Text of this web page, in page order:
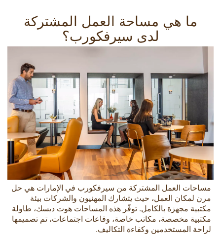
ما هي مساحة العمل المشتركة
لدى سيرفكورب؟
مساحات العمل المشتركة من سيرفكورب في الإمارات هي حل
مرن لمكان العمل، حيث يتشارك المهنيون والشركات بيئة
مكتبية مجهزة بالكامل. توفّر هذه المساحات هوت ديسك، طاولة
مكتبية مخصصة، مكاتب خاصة، وقاعات اجتماعات، تم تصميمها
لراحة المستخدمين وكفاءة التكاليف.